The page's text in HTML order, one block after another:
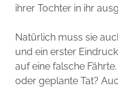
ihrer Tochter in ihr
Natürlich muss sie
und ein erster
auf eine falsche
oder geplante Tat?